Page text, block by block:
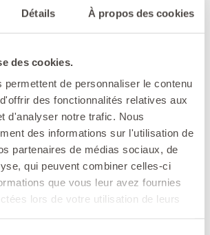
Détails À propos des cookies
des cookies.
permettent de personnaliser le contenu
des fonctionnalités relatives aux
d'analyser notre trafic. Nous
des informations sur l'utilisation de
partenaires de médias sociaux, de
qui peuvent combiner celles-ci
que vous leur avez fournies
lors de votre utilisation de leurs
pas le contenant à vide :
être endommagé de
les préparations, n’utilisez
ou d’accessoire métallique,
sur les rebords du récipient
jamais les aliments à
votre ustensile sous peine de
l’émail.